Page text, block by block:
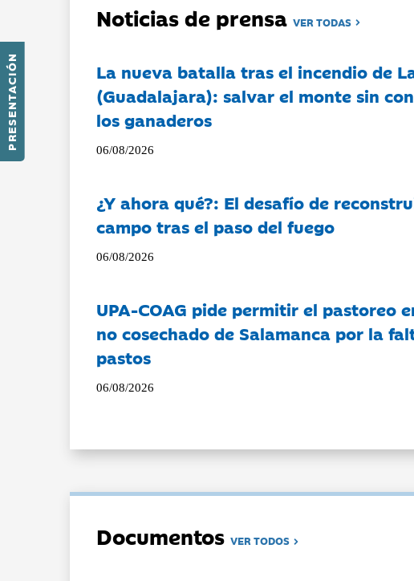
PRESENTACIÓN
Noticias de prensaVER TODAS
La nueva batalla tras el incendio de
(Guadalajara): salvar el monte sin
los ganaderos
06/08/2026
¿Y ahora qué?: El desafío de
campo tras el paso del fuego
06/08/2026
UPA-COAG pide permitir el pastoreo
no cosechado de Salamanca por la
pastos
06/08/2026
DocumentosVER TODOS